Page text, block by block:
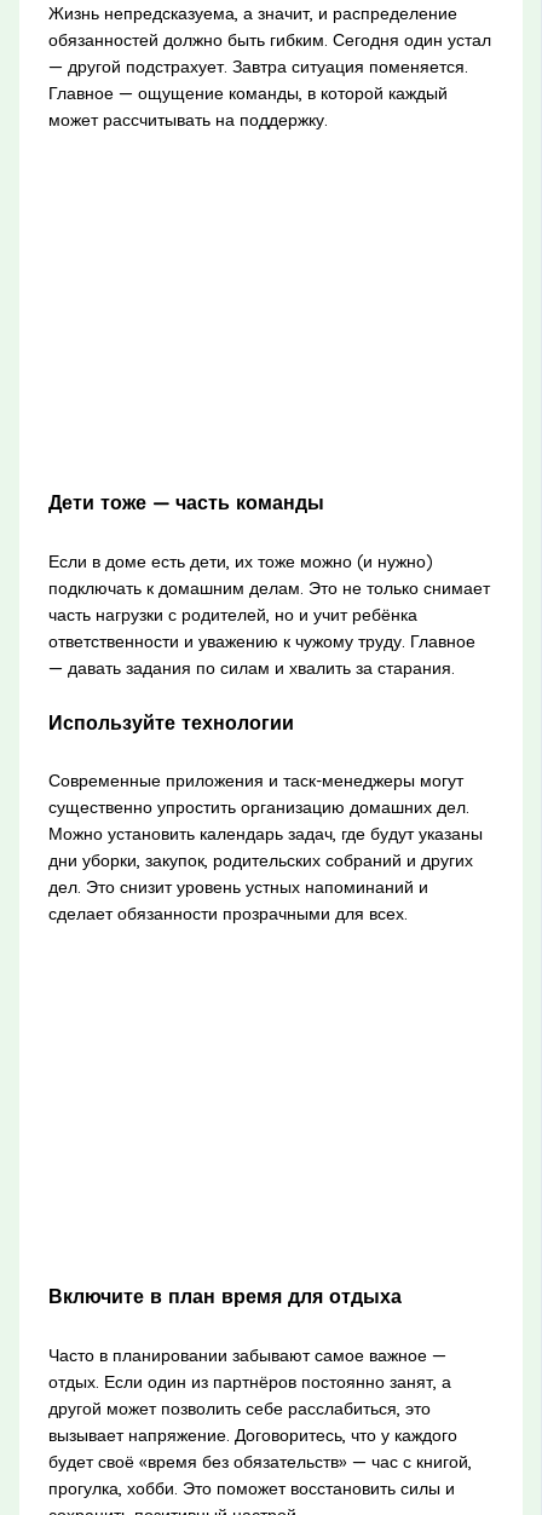
Жизнь непредсказуема, а значит, и распределение
обязанностей должно быть гибким. Сегодня один устал
— другой подстрахует. Завтра ситуация поменяется.
Главное — ощущение команды, в которой каждый
может рассчитывать на поддержку.
Дети тоже — часть команды
Если в доме есть дети, их тоже можно (и нужно)
подключать к домашним делам. Это не только снимает
часть нагрузки с родителей, но и учит ребёнка
ответственности и уважению к чужому труду. Главное
— давать задания по силам и хвалить за старания.
Используйте технологии
Современные приложения и таск-менеджеры могут
существенно упростить организацию домашних дел.
Можно установить календарь задач, где будут указаны
дни уборки, закупок, родительских собраний и других
дел. Это снизит уровень устных напоминаний и
сделает обязанности прозрачными для всех.
Включите в план время для отдыха
Часто в планировании забывают самое важное —
отдых. Если один из партнёров постоянно занят, а
другой может позволить себе расслабиться, это
вызывает напряжение. Договоритесь, что у каждого
будет своё «время без обязательств» — час с книгой,
прогулка, хобби. Это поможет восстановить силы и